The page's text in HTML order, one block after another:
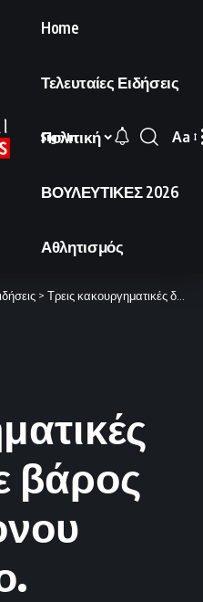
Home
Τελευταίες Ειδήσεις
Πολιτική
ΒΟΥΛΕΥΤΙΚΕΣ 2026
Αθλητισμός
Sign In
Font
Aa
> Τρεις κακουργηματικές διώξεις σε βάρος του 89χρονου πιστολέρο.
βάρος